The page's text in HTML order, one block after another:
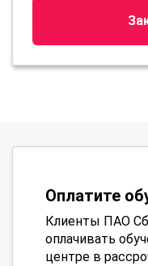
Оплатите
Клиенты ПАО
оплачивать
центре в